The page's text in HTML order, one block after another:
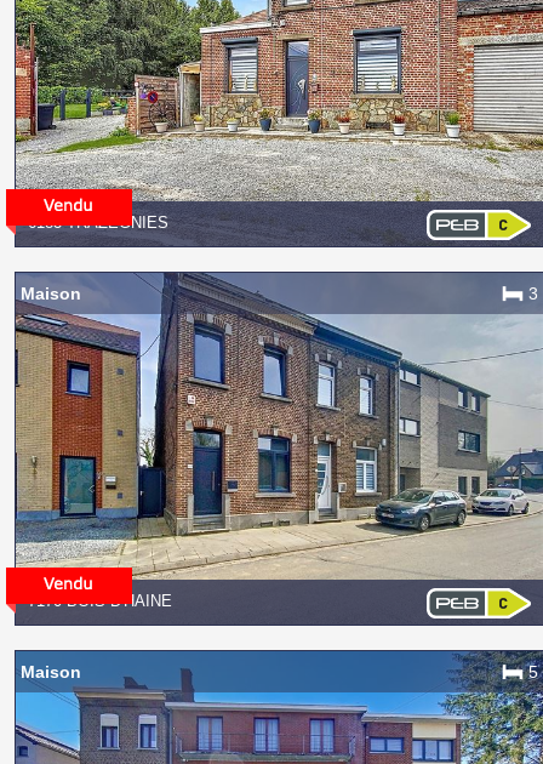
6183 TRAZEGNIES
7170 BOIS-D'HAINE
Maison 3
Maison 5